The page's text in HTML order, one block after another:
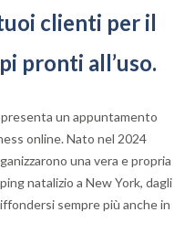
clienti per il
pronti all’uso.
un appuntamento
online. Nato nel 2024
una vera e propria
natalizio a New York, dagli
sempre più anche in